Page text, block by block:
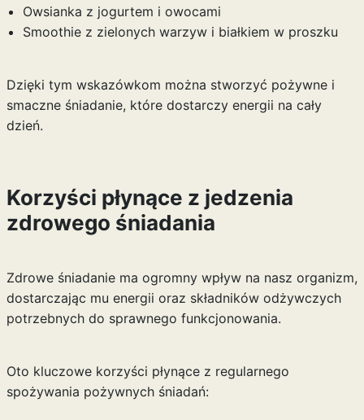
Owsianka z jogurtem i owocami
Smoothie z zielonych warzyw i białkiem w proszku
Dzięki tym wskazówkom można stworzyć pożywne i
smaczne śniadanie, które dostarczy energii na cały
dzień.
Korzyści płynące z jedzenia
zdrowego śniadania
Zdrowe śniadanie ma ogromny wpływ na nasz organizm,
dostarczając mu energii oraz składników odżywczych
potrzebnych do sprawnego funkcjonowania.
Oto kluczowe korzyści płynące z regularnego
spożywania pożywnych śniadań: